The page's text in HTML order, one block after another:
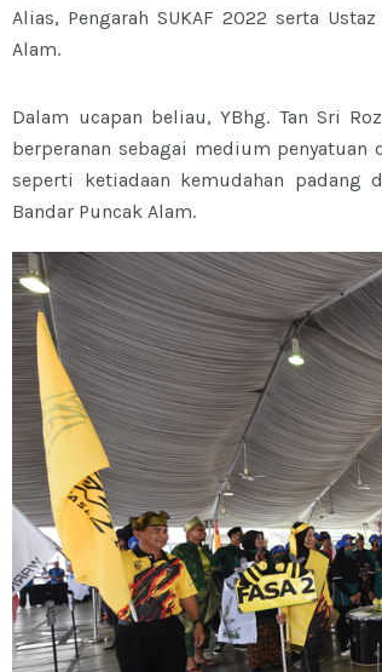
Alias, Pengarah SUKAF 2022 serta
Alam.
Dalam ucapan beliau, YBhg. Tan Sri
berperanan sebagai medium
seperti ketiadaan kemudahan padang
Bandar Puncak Alam.